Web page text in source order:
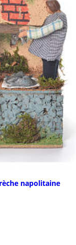
napolitaine